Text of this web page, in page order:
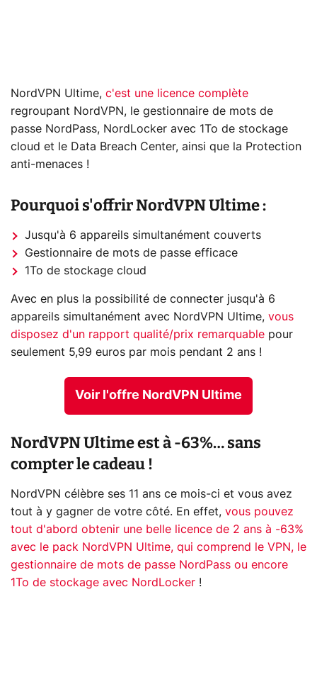
NordVPN Ultime, c'est une licence complète
regroupant NordVPN, le gestionnaire de mots de
passe NordPass, NordLocker avec 1To de stockage
cloud et le Data Breach Center, ainsi que la Protection
anti-menaces !
Pourquoi s'offrir NordVPN Ultime :
Jusqu'à 6 appareils simultanément couverts
Gestionnaire de mots de passe efficace
1To de stockage cloud
Avec en plus la possibilité de connecter jusqu'à 6
appareils simultanément avec NordVPN Ultime, vous
disposez d'un rapport qualité/prix remarquable pour
seulement 5,99 euros par mois pendant 2 ans !
Voir l'offre NordVPN Ultime
NordVPN Ultime est à -63%… sans
compter le cadeau !
NordVPN célèbre ses 11 ans ce mois-ci et vous avez
tout à y gagner de votre côté. En effet, vous pouvez
tout d'abord obtenir une belle licence de 2 ans à -63%
avec le pack NordVPN Ultime, qui comprend le VPN, le
gestionnaire de mots de passe NordPass ou encore
1To de stockage avec NordLocker !